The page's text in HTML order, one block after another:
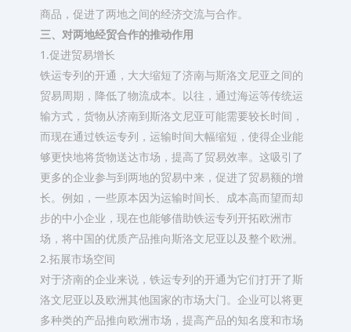
商品，促进了两地之间的经济交流与合作。​
三、对两地经贸合作的推动作用​
1.促进贸易增长​
铁运专列的开通，大大缩短了济南与斯洛文尼亚之间的
贸易周期，降低了物流成本。以往，通过海运等传统运
输方式，货物从济南到斯洛文尼亚可能需要较长时间，
而现在通过铁运专列，运输时间大幅缩短，使得企业能
够更快地将货物送达市场，提高了贸易效率。这吸引了
更多的企业参与到两地的贸易中来，促进了贸易额的增
长。例如，一些原本因为运输时间长、成本高而望而却
步的中小企业，现在也能够借助铁运专列开拓欧洲市
场，将中国的优质产品推向斯洛文尼亚以及整个欧洲。​
2.拓展市场空间​
对于济南的企业来说，铁运专列的开通为它们打开了斯
洛文尼亚以及欧洲其他国家的市场大门。企业可以将更
多种类的产品推向欧洲市场，提高产品的知名度和市场